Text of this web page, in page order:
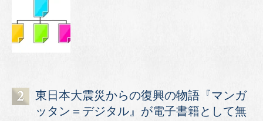
東日本大震災からの復興の物語『マンガ
ッタン＝デジタル』が電子書籍として無